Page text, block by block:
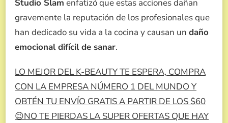
Studio Slam enfatizó que estas acciones dañan
gravemente la reputación de los profesionales que
han dedicado su vida a la cocina y causan un daño
emocional difícil de sanar.
LO MEJOR DEL K-BEAUTY TE ESPERA, COMPRA
CON LA EMPRESA NÚMERO 1 DEL MUNDO Y
OBTÉN TU ENVÍO GRATIS A PARTIR DE LOS $60
😉NO TE PIERDAS LA SUPER OFERTAS QUE HAY